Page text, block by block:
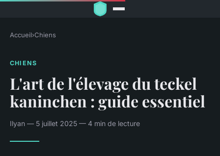
Accueil›Chiens
CHIENS
L'art de l'élevage du teckel
kaninchen : guide essentiel
Ilyan — 5 juillet 2025 — 4 min de lecture